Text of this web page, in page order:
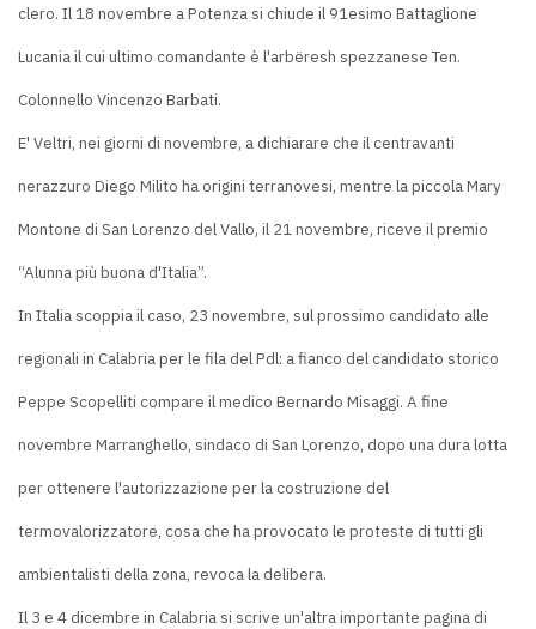
clero. Il 18 novembre a Potenza si chiude il 91esimo Battaglione
Lucania il cui ultimo comandante è l'arbëresh spezzanese Ten.
Colonnello Vincenzo Barbati.
E' Veltri, nei giorni di novembre, a dichiarare che il centravanti
nerazzuro Diego Milito ha origini terranovesi, mentre la piccola Mary
Montone di San Lorenzo del Vallo, il 21 novembre, riceve il premio
“Alunna più buona d'Italia”.
In Italia scoppia il caso, 23 novembre, sul prossimo candidato alle
regionali in Calabria per le fila del Pdl: a fianco del candidato storico
Peppe Scopelliti compare il medico Bernardo Misaggi. A fine
novembre Marranghello, sindaco di San Lorenzo, dopo una dura lotta
per ottenere l'autorizzazione per la costruzione del
termovalorizzatore, cosa che ha provocato le proteste di tutti gli
ambientalisti della zona, revoca la delibera.
Il 3 e 4 dicembre in Calabria si scrive un'altra importante pagina di